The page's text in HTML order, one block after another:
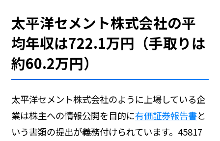
太平洋セメント株式会社の平
均年収は722.1万円（手取りは
約60.2万円）
太平洋セメント株式会社のように上場している企
業は株主への情報公開を目的に有価証券報告書と
いう書類の提出が義務付けられています。45817